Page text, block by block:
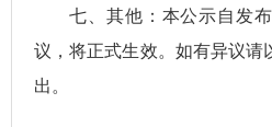
七、其他：本公示自发
议，将正式生效。如有异议请
出。